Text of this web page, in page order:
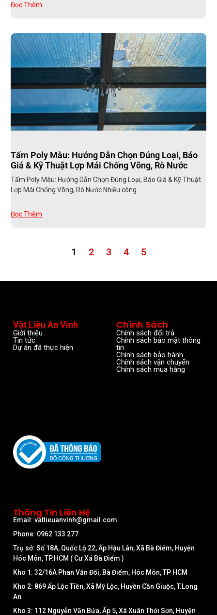
Đọc Thêm
Tấm Poly Màu: Hướng Dẫn Chọn Đúng Loại, Báo
Giá & Kỹ Thuật Lợp Mái Chống Võng, Rò Nước
Tấm Poly Màu: Hướng Dẫn Chọn Đúng Loại, Báo Giá & Kỹ Thuật
Lợp Mái Chống Võng, Rò Nước Nhiều công
Đọc Thêm
1 2 3 4 5
Vật Liệu An Vinh
Giới thiệu
Tin tức
Dự án đã thực hiện
Chính Sách
Chính sách đổi trả
Chính sách bảo mật thông
tin
Chính sách bảo hành
Chính sách vận chuyển
Chính sách mua hàng
Thông Tin Liên Hệ
Email: vatlieuanvinh@gmail.com
Phone: 0962 133 277
Trụ sở: Số 18A, Quốc Lộ 22, Ấp Hậu Lân, Xã Bà Điểm, Huyện
Hóc Môn, TP.HCM ( Cư Xá Bà Điểm )
Kho 1: 32/16A Phan Văn Đối, Bà Điểm, Hóc Môn, TP HCM
Kho 2: 869 Ấp Lộc Tiền, Xã Mỹ Lộc, Huyền Cần Giuộc, T.Long
An
Kho 3: 112 Nguyễn Văn Bứa, Ấp 5, Xã Xuân Thới Sơn, Huyện